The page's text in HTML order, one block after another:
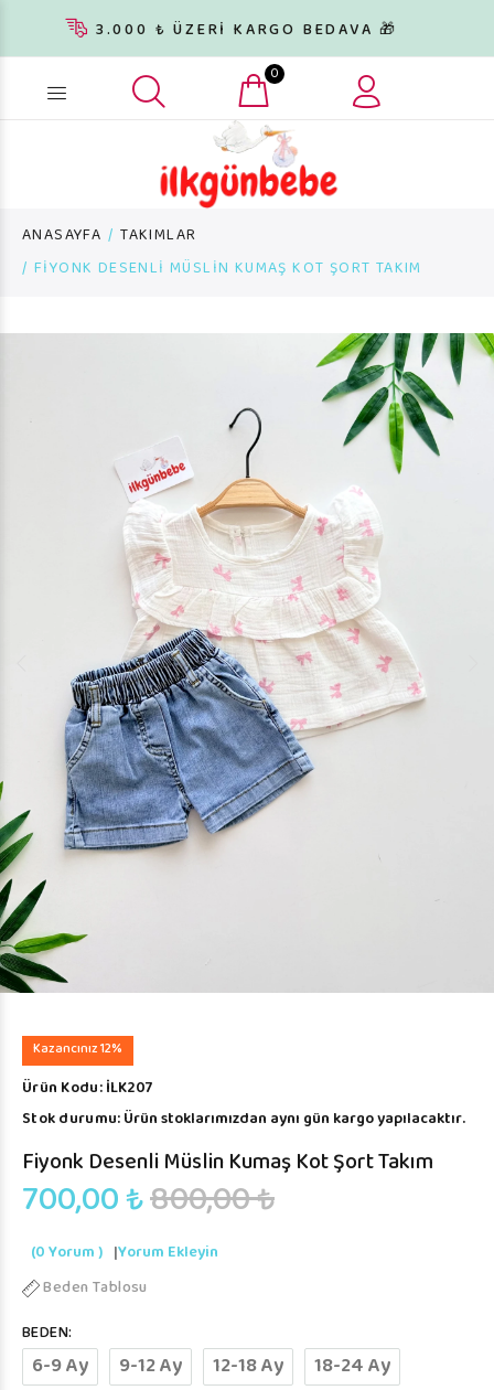
3.000 ₺ ÜZERİ KARGO BEDAVA 🎁
Ürün arama... 0
ANASAYFA
TAKIMLAR
FİYONK DESENLİ MÜSLİN KUMAŞ KOT ŞORT TAKIM
Kazancınız 12%
Ürün Kodu:İLK207
Stok durumu:Ürün stoklarımızdan aynı gün kargo yapılacaktır.
Fiyonk Desenli Müslin Kumaş Kot Şort Takım
700,00 ₺800,00 ₺
(0 Yorum ) |Yorum Ekleyin
Beden Tablosu
BEDEN:
6-9 Ay 9-12 Ay 12-18 Ay 18-24 Ay